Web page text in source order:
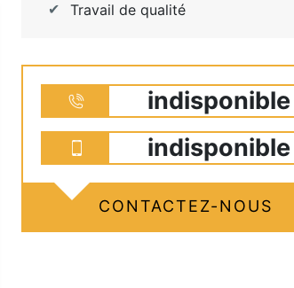
Travail de qualité
indisponible
indisponible
CONTACTEZ-NOUS